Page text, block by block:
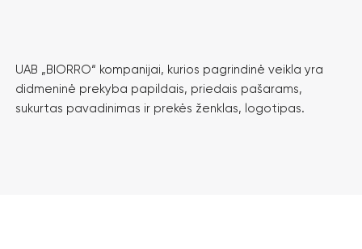
UAB „BIORRO“ kompanijai, kurios pagrindinė veikla yra
didmeninė prekyba papildais, priedais pašarams,
sukurtas pavadinimas ir prekės ženklas, logotipas.